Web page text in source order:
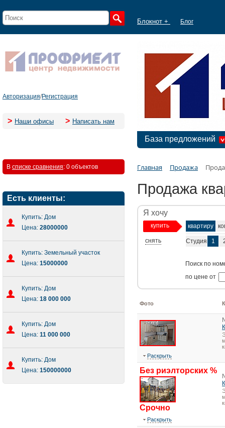
Блокнот + Блог
Авторизация/Регистрация
> Наши офисы > Написать нам
База предложений
В списке сравнения: 0 объектов
Есть клиенты:
Купить: Дом
Цена: 28000000
Купить: Земельный участок
Цена: 15000000
Купить: Дом
Цена: 18 000 000
Купить: Дом
Цена: 11 000 000
Купить: Дом
Цена: 150000000
Главная Продажа
Продажа
Я хочу
купить
снять
квартиру
Студия 1
Поиск по
по цене от
Фото
Раскрыть
Без риэлторских %
Срочно
Раскрыть